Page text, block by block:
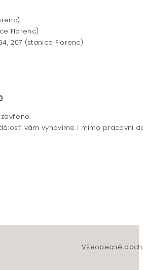
Florenc)
207 (stanice Florenc)
vám vyhovíme i mimo pracovní
Všeobecné